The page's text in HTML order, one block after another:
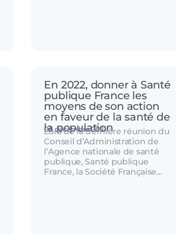
En 2022, donner à Santé
publique France les
moyens de son action
en faveur de la santé de
la population
06 décembre 2021
Lors de la dernière réunion du
Conseil d’Administration de
l’Agence nationale de santé
publique, Santé publique
France, la Société Française…